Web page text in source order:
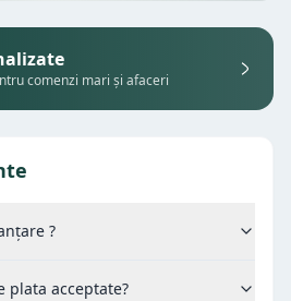
comenzi mari și afaceri
?
plata acceptate?